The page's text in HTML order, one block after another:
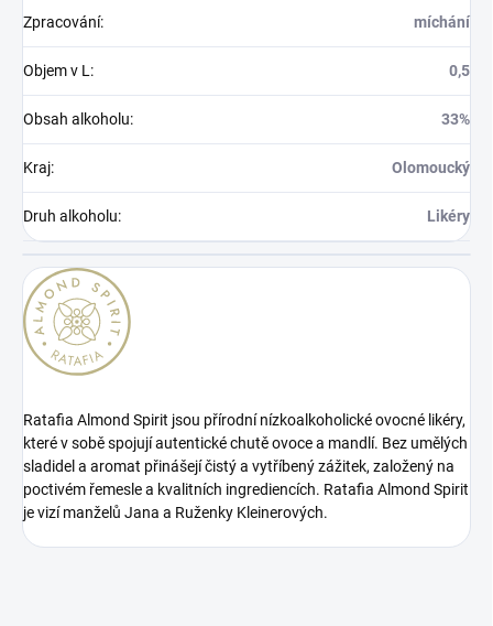
Zpracování: míchání
Objem v L: 0,5
Obsah alkoholu: 33%
Kraj: Olomoucký
Druh alkoholu: Likéry
Ratafia Almond Spirit jsou přírodní nízkoalkoholické ovocné likéry,
které v sobě spojují autentické chutě ovoce a mandlí. Bez umělých
sladidel a aromat přinášejí čistý a vytříbený zážitek, založený na
poctivém řemesle a kvalitních ingrediencích. Ratafia Almond Spirit
je vizí manželů Jana a Ruženky Kleinerových.